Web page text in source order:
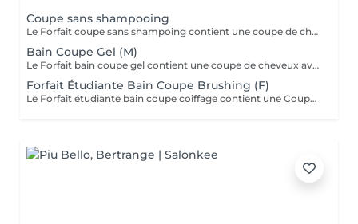
Coupe sans shampooing
Le Forfait coupe sans shampoing contient une coupe de cheveux sans shampoing pour les étudiants. En cas de questions veuillez appeler au +352 26 35 02 89.
Bain Coupe Gel (M)
Le Forfait bain coupe gel contient une coupe de cheveux avec shampoing et l'application d'un produit de finition (Gel, Cire, Laque, etc.) pour les étudiants. En cas de questions veuillez appeler au +352 26 35 02 89.
Forfait Étudiante Bain Coupe Brushing (F)
Le Forfait étudiante bain coupe coiffage contient une Coupe et un Brushing pour les étudiantes. Dépendant de la longueur des cheveux, le prix peut varier. En cas de questions veuillez appeler au +352 26 35 02 89.